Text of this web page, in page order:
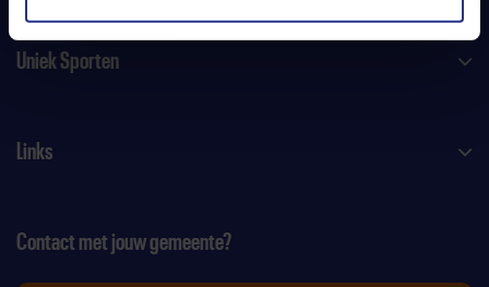
Uniek Sporten
Links
Contact met jouw gemeente?